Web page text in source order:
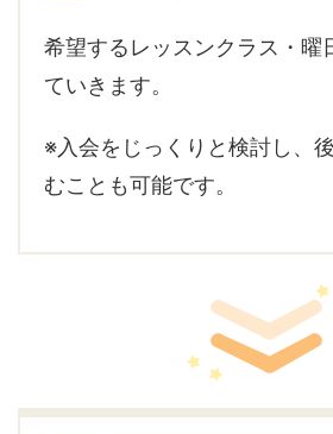
希望するレッスンクラス・曜
ていきます。
※入会をじっくりと検討し、
むことも可能です。